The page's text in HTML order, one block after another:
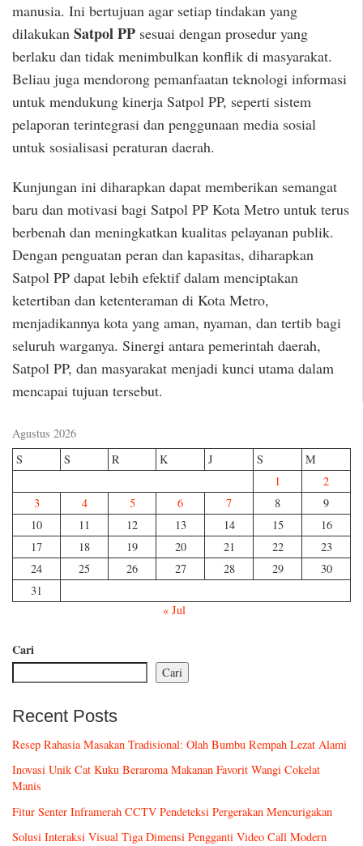
manusia. Ini bertujuan agar setiap tindakan yang
dilakukan Satpol PP sesuai dengan prosedur yang
berlaku dan tidak menimbulkan konflik di masyarakat.
Beliau juga mendorong pemanfaatan teknologi informasi
untuk mendukung kinerja Satpol PP, seperti sistem
pelaporan terintegrasi dan penggunaan media sosial
untuk sosialisasi peraturan daerah.
Kunjungan ini diharapkan dapat memberikan semangat
baru dan motivasi bagi Satpol PP Kota Metro untuk terus
berbenah dan meningkatkan kualitas pelayanan publik.
Dengan penguatan peran dan kapasitas, diharapkan
Satpol PP dapat lebih efektif dalam menciptakan
ketertiban dan ketenteraman di Kota Metro,
menjadikannya kota yang aman, nyaman, dan tertib bagi
seluruh warganya. Sinergi antara pemerintah daerah,
Satpol PP, dan masyarakat menjadi kunci utama dalam
mencapai tujuan tersebut.
Agustus 2026
S
S R K J S
M
1
2
3
4 5 6 7 8
9
10
11 12 13 14 15
16
17
18 19 20 21 22
23
24
25 26 27 28 29
30
31
« Jul
Cari
Cari
Recent Posts
Resep Rahasia Masakan Tradisional: Olah Bumbu Rempah Lezat Alami
Inovasi Unik Cat Kuku Beraroma Makanan Favorit Wangi Cokelat
Manis
Fitur Senter Inframerah CCTV Pendeteksi Pergerakan Mencurigakan
Solusi Interaksi Visual Tiga Dimensi Pengganti Video Call Modern